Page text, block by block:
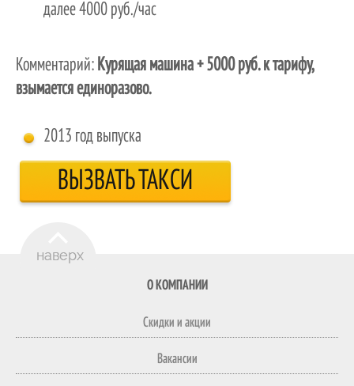
далее 4000 руб./час
Комментарий: Курящая машина + 5000 руб. к тарифу,
взымается единоразово.
2013 год выпуска
ВЫЗВАТЬ ТАКСИ
О КОМПАНИИ
Скидки и акции
Вакансии